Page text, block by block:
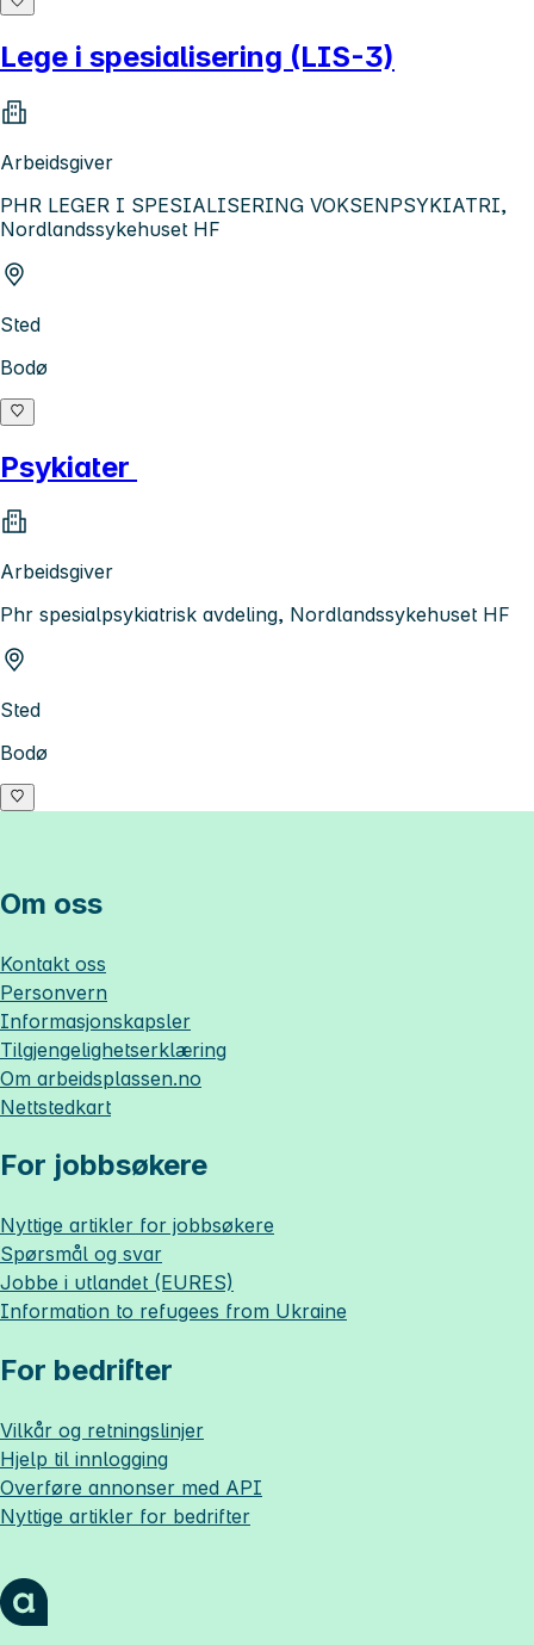
Lege i spesialisering (LIS-3)
Arbeidsgiver
PHR LEGER I SPESIALISERING VOKSENPSYKIATRI,
Nordlandssykehuset HF
Sted
Bodø
Psykiater
Arbeidsgiver
Phr spesialpsykiatrisk avdeling, Nordlandssykehuset HF
Sted
Bodø
Om oss
Kontakt oss
Personvern
Informasjonskapsler
Tilgjengelighetserklæring
Om arbeidsplassen.no
Nettstedkart
For jobbsøkere
Nyttige artikler for jobbsøkere
Spørsmål og svar
Jobbe i utlandet (EURES)
Information to refugees from Ukraine
For bedrifter
Vilkår og retningslinjer
Hjelp til innlogging
Overføre annonser med API
Nyttige artikler for bedrifter